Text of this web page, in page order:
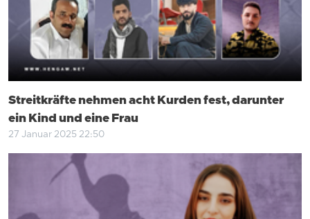
Streitkräfte nehmen acht Kurden fest, darunter
ein Kind und eine Frau
27 Januar 2025 22:50